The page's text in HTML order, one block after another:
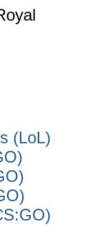
(LoL)